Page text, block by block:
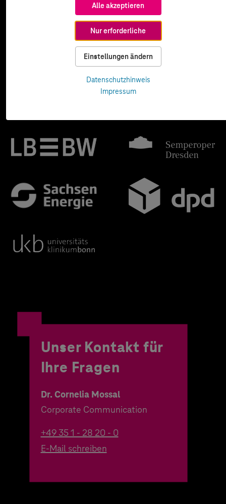
Alle akzeptieren
Nur erforderliche
Einstellungen ändern
Datenschutzhinweis
Impressum
Unser Kontakt für
Ihre Fragen
Dr. Cornelia Mossal
Corporate Communication
+49 35 1 - 28 20 - 0
E-Mail schreiben